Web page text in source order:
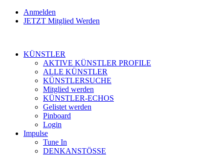
Anmelden
JETZT Mitglied Werden
KÜNSTLER
AKTIVE KÜNSTLER PROFILE
ALLE KÜNSTLER
KÜNSTLERSUCHE
Mitglied werden
KÜNSTLER-ECHOS
Gelistet werden
Pinboard
Login
Impulse
Tune In
DENKANSTÖSSE